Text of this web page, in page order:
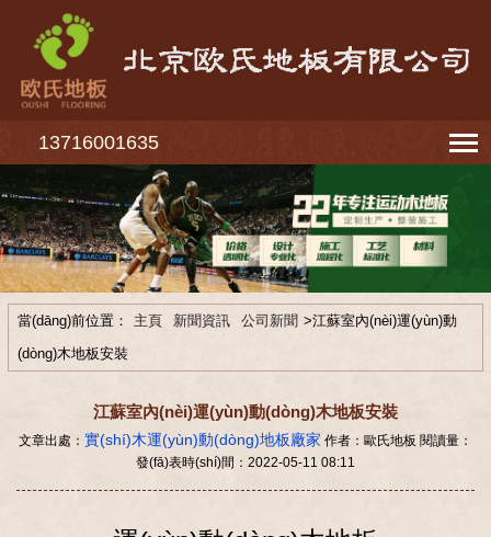
13716001635
當(dāng)前位置： 主頁 新聞資訊 公司新聞 >江蘇室內(nèi)運(yùn)動
(dòng)木地板安裝
江蘇室內(nèi)運(yùn)動(dòng)木地板安裝
文章出處： 實(shí)木運(yùn)動(dòng)地板廠家 作者：歐氏地板 閱讀量：
發(fā)表時(shí)間：2022-05-11 08:11